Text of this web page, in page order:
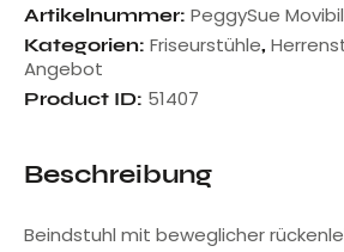
Artikelnummer: PeggySue
Kategorien: Friseurstühle,
Angebot
Product ID: 51407
Beschreibung
Beindstuhl mit beweglicher